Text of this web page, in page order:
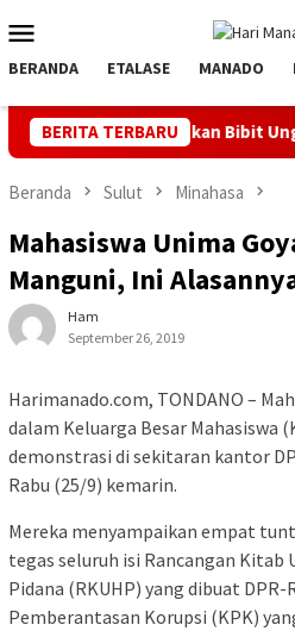
ke
kontenMobile
BERANDA ETALASE MANADO
BERITA TERBARU
Orbitkan Bibit Unggul
Beranda Sulut Minahasa
Mahasiswa Unima
Manguni, Ini
Ham
September 26, 2019
Harimanado.com, TONDANO –
dalam Keluarga Besar Mahasiswa
demonstrasi di sekitaran kantor
Rabu (25/9) kemarin.
Mereka menyampaikan empat
tegas seluruh isi Rancangan Kitab
Pidana (RKUHP) yang dibuat
Pemberantasan Korupsi (KPK)